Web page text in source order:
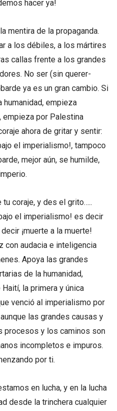
hacer ya!
mentira de la propaganda.
a los débiles, a los mártires
callas frente a los grandes
No ser (sin querer-
ya es un gran cambio. Si
empieza
empieza por Palestina
ahora de gritar y sentir:
el imperialismo!, tampoco
mejor aún, se humilde,
coraje, y des el grito…..
el imperialismo! es decir
¡muerte a la muerte!
con audacia e inteligencia
Apoya las grandes
de la humanidad,
la primera y única
venció al imperialismo por
las grandes causas y
procesos y los caminos son
incompletos e impuros.
por ti.
en lucha, y en la lucha
desde la trinchera cualquier